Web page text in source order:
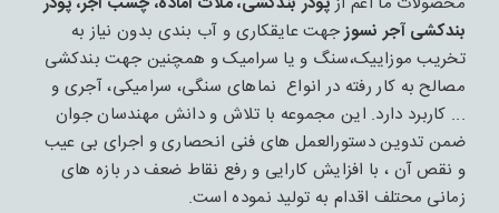
بندکشی آجر نسوزجهت عایقکاری و آب بندی بدون نیاز به
تخریب موزاییک،سنگ و یا سرامیک و همچنین جهت بندکشی
مصالح به کار رفته در انواع نماهای سنگی، سرامیکی، آجری و
... کاربرد دارد. این مجموعه با تلاش و دانش مهندسان جوان
ضمن تدوین دستورالعمل های فنی انحصاری و اجرای بی عیب
و نقص آن ، با افزایش کارایی و رفع نقاط ضعف در بازه های
زمانی محتلف اقدام به تولید نموده است.